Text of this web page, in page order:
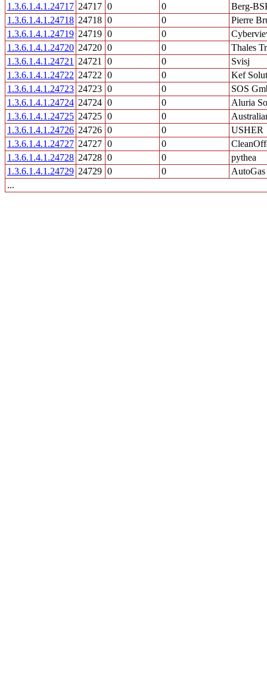
1.3.6.1.4.1.24717 24717 0 0
Berg-
1.3.6.1.4.1.24718 24718 0 0
Pierre
1.3.6.1.4.1.24719 24719 0 0
1.3.6.1.4.1.24720 24720 0 0
Thales
1.3.6.1.4.1.24721
24721 0 0
Svisj
1.3.6.1.4.1.24722 24722 0 0
Kef
1.3.6.1.4.1.24723 24723 0 0
SOS
1.3.6.1.4.1.24724 24724 0 0
Aluria
1.3.6.1.4.1.24725 24725 0 0
1.3.6.1.4.1.24726 24726 0 0
USHER
1.3.6.1.4.1.24727 24727 0 0
1.3.6.1.4.1.24728 24728 0 0
pythea
1.3.6.1.4.1.24729 24729 0 0
AutoGas
...